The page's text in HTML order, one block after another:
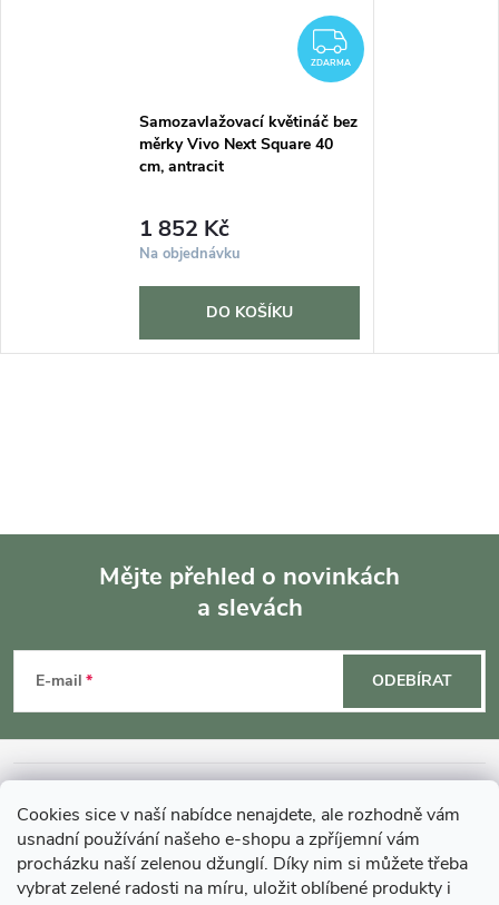
Cookies sice v naší nabídce nenajdete, ale rozhodně vám
usnadní používání našeho e-shopu a zpříjemní vám
procházku naší zelenou džunglí. Díky nim si můžete třeba
vybrat zelené radosti na míru, uložit oblíbené produkty i
ZDARMA
ZDARMA
Samozavlažovací květináč bez
měrky Vivo Next Square 40
cm, antracit
1 852 Kč
Na objednávku
DO KOŠÍKU
p
a
Mějte přehled o novinkách
a slevách
E-mail ODEBÍRAT
MOHLO BY VÁS ZAJÍMAT